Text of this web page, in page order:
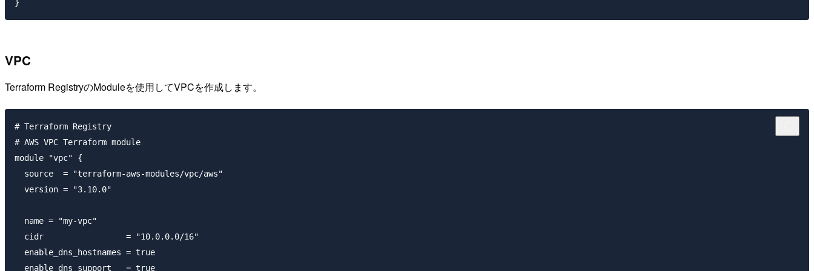
VPC
Terraform RegistryのModuleを使用してVPCを作成します。
# Terraform Registry
# AWS VPC Terraform module
module "vpc" {
  source  = "terraform-aws-modules/vpc/aws"
  version = "3.10.0"
  name = "my-vpc"
  cidr                 = "10.0.0.0/16"
  enable_dns_hostnames = true
  enable_dns_support   = true